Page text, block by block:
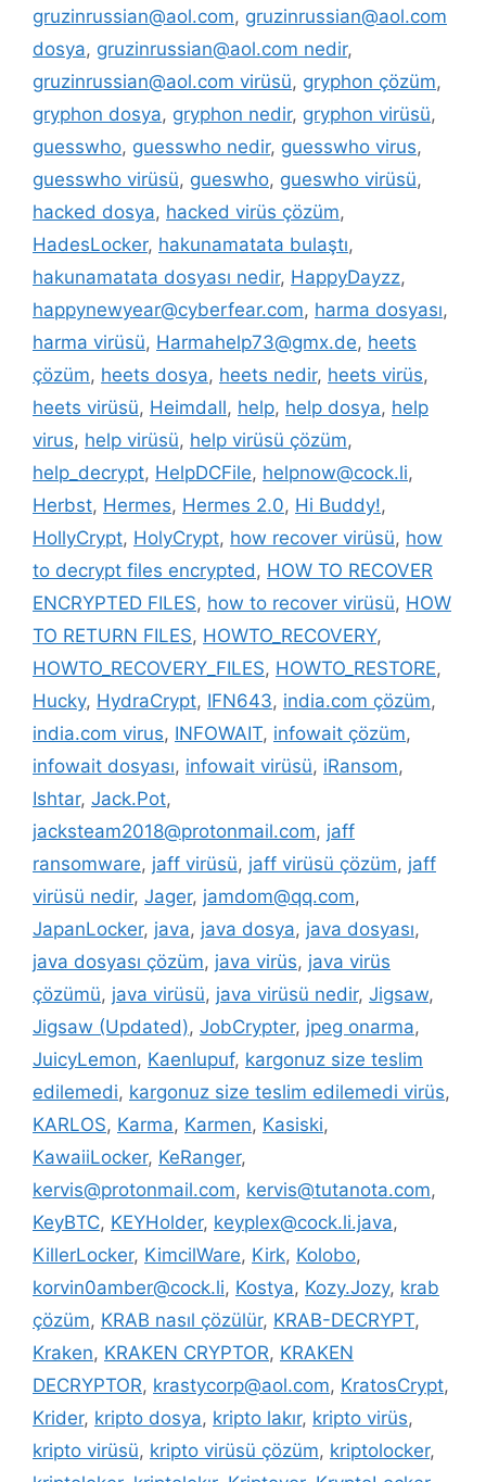
gruzinrussian@aol.com, gruzinrussian@aol.com
dosya, gruzinrussian@aol.com nedir,
gruzinrussian@aol.com virüsü, gryphon çözüm,
gryphon dosya, gryphon nedir, gryphon virüsü,
guesswho, guesswho nedir, guesswho virus,
guesswho virüsü, gueswho, gueswho virüsü,
hacked dosya, hacked virüs çözüm,
HadesLocker, hakunamatata bulaştı,
hakunamatata dosyası nedir, HappyDayzz,
happynewyear@cyberfear.com, harma dosyası,
harma virüsü, Harmahelp73@gmx.de, heets
çözüm, heets dosya, heets nedir, heets virüs,
heets virüsü, Heimdall, help, help dosya, help
virus, help virüsü, help virüsü çözüm,
help_decrypt, HelpDCFile, helpnow@cock.li,
Herbst, Hermes, Hermes 2.0, Hi Buddy!,
HollyCrypt, HolyCrypt, how recover virüsü, how
to decrypt files encrypted, HOW TO RECOVER
ENCRYPTED FILES, how to recover virüsü, HOW
TO RETURN FILES, HOWTO_RECOVERY,
HOWTO_RECOVERY_FILES, HOWTO_RESTORE,
Hucky, HydraCrypt, IFN643, india.com çözüm,
india.com virus, INFOWAIT, infowait çözüm,
infowait dosyası, infowait virüsü, iRansom,
Ishtar, Jack.Pot,
jacksteam2018@protonmail.com, jaff
ransomware, jaff virüsü, jaff virüsü çözüm, jaff
virüsü nedir, Jager, jamdom@qq.com,
JapanLocker, java, java dosya, java dosyası,
java dosyası çözüm, java virüs, java virüs
çözümü, java virüsü, java virüsü nedir, Jigsaw,
Jigsaw (Updated), JobCrypter, jpeg onarma,
JuicyLemon, Kaenlupuf, kargonuz size teslim
edilemedi, kargonuz size teslim edilemedi virüs,
KARLOS, Karma, Karmen, Kasiski,
KawaiiLocker, KeRanger,
kervis@protonmail.com, kervis@tutanota.com,
KeyBTC, KEYHolder, keyplex@cock.li.java,
KillerLocker, KimcilWare, Kirk, Kolobo,
korvin0amber@cock.li, Kostya, Kozy.Jozy, krab
çözüm, KRAB nasıl çözülür, KRAB-DECRYPT,
Kraken, KRAKEN CRYPTOR, KRAKEN
DECRYPTOR, krastycorp@aol.com, KratosCrypt,
Krider, kripto dosya, kripto lakır, kripto virüs,
kripto virüsü, kripto virüsü çözüm, kriptolocker,